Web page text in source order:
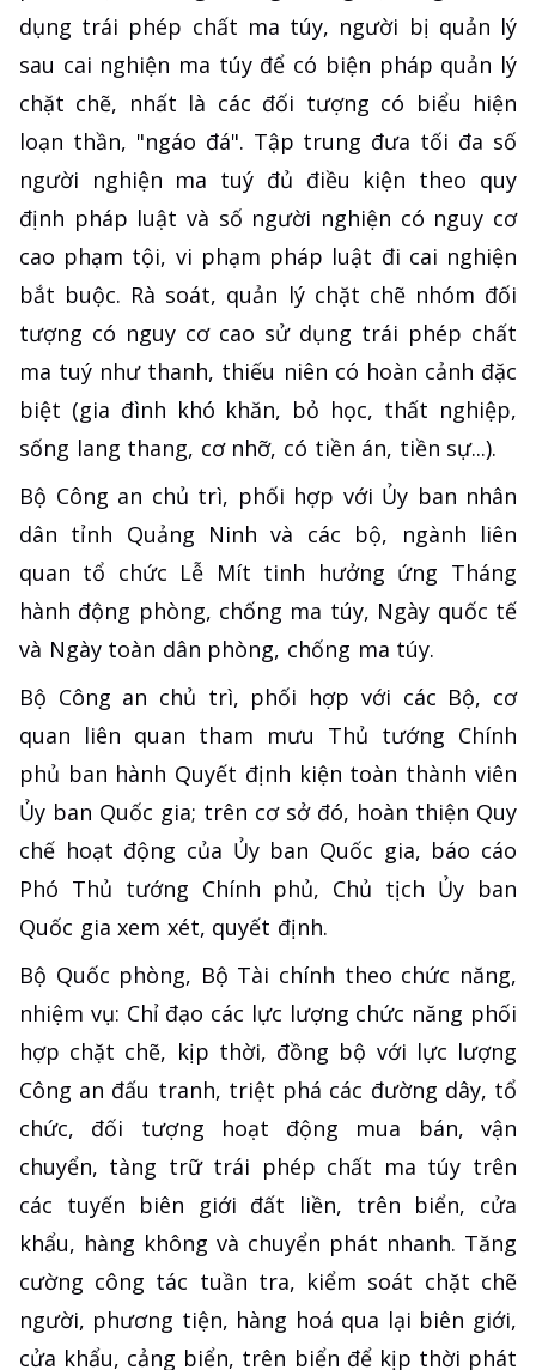
dụng trái phép chất ma túy, người bị quản lý
sau cai nghiện ma túy để có biện pháp quản lý
chặt chẽ, nhất là các đối tượng có biểu hiện
loạn thần, "ngáo đá". Tập trung đưa tối đa số
người nghiện ma tuý đủ điều kiện theo quy
định pháp luật và số người nghiện có nguy cơ
cao phạm tội, vi phạm pháp luật đi cai nghiện
bắt buộc. Rà soát, quản lý chặt chẽ nhóm đối
tượng có nguy cơ cao sử dụng trái phép chất
ma tuý như thanh, thiếu niên có hoàn cảnh đặc
biệt (gia đình khó khăn, bỏ học, thất nghiệp,
sống lang thang, cơ nhỡ, có tiền án, tiền sự...).
Bộ Công an chủ trì, phối hợp với Ủy ban nhân
dân tỉnh Quảng Ninh và các bộ, ngành liên
quan tổ chức Lễ Mít tinh hưởng ứng Tháng
hành động phòng, chống ma túy, Ngày quốc tế
và Ngày toàn dân phòng, chống ma túy.
Bộ Công an chủ trì, phối hợp với các Bộ, cơ
quan liên quan tham mưu Thủ tướng Chính
phủ ban hành Quyết định kiện toàn thành viên
Ủy ban Quốc gia; trên cơ sở đó, hoàn thiện Quy
chế hoạt động của Ủy ban Quốc gia, báo cáo
Phó Thủ tướng Chính phủ, Chủ tịch Ủy ban
Quốc gia xem xét, quyết định.
Bộ Quốc phòng, Bộ Tài chính theo chức năng,
nhiệm vụ: Chỉ đạo các lực lượng chức năng phối
hợp chặt chẽ, kịp thời, đồng bộ với lực lượng
Công an đấu tranh, triệt phá các đường dây, tổ
chức, đối tượng hoạt động mua bán, vận
chuyển, tàng trữ trái phép chất ma túy trên
các tuyến biên giới đất liền, trên biển, cửa
khẩu, hàng không và chuyển phát nhanh. Tăng
cường công tác tuần tra, kiểm soát chặt chẽ
người, phương tiện, hàng hoá qua lại biên giới,
cửa khẩu, cảng biển, trên biển để kịp thời phát